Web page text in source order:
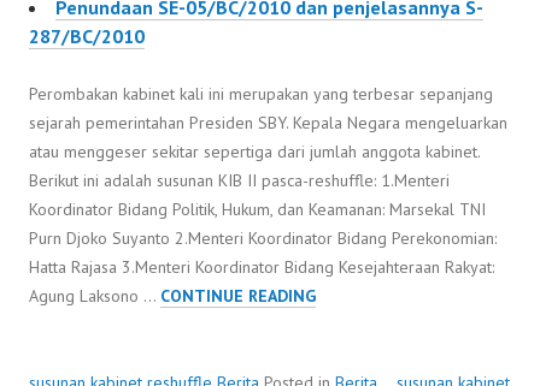
Penundaan SE-05/BC/2010 dan penjelasannya S-
287/BC/2010
Perombakan kabinet kali ini merupakan yang terbesar sepanjang
sejarah pemerintahan Presiden SBY. Kepala Negara mengeluarkan
atau menggeser sekitar sepertiga dari jumlah anggota kabinet.
Berikut ini adalah susunan KIB II pasca-reshuffle: 1.Menteri
Koordinator Bidang Politik, Hukum, dan Keamanan: Marsekal TNI
Purn Djoko Suyanto 2.Menteri Koordinator Bidang Perekonomian:
Hatta Rajasa 3.Menteri Koordinator Bidang Kesejahteraan Rakyat:
Agung Laksono … CONTINUE READINGSUSUNAN